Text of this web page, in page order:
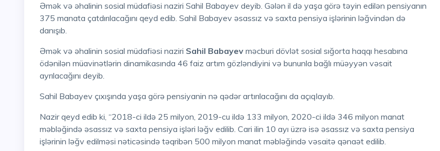
Əmək və əhalinin sosial müdafiəsi naziri Sahil Babayev deyib. Gələn il də yaşa görə təyin edilən pensiyanın
375 manata çatdırılacağını qeyd edib. Sahil Babayev əsassız və saxta pensiya işlərinin ləğvindən də
danışıb.
Əmək və əhalinin sosial müdafiəsi naziri Sahil Babayev məcburi dövlət sosial sığorta haqqı hesabına
ödənilən müavinətlərin dinamikasında 46 faiz artım gözləndiyini və bununla bağlı müəyyən vəsait
ayrılacağını deyib.
Sahil Babayev çıxışında yaşa görə pensiyanin nə qədər artırılacağını da açıqlayıb.
Nazir qeyd edib ki, “2018-ci ildə 25 milyon, 2019-cu ildə 133 milyon, 2020-ci ildə 346 milyon manat
məbləğində əsassız və saxta pensiya işləri ləğv edilib. Cari ilin 10 ayı üzrə isə əsassız və saxta pensiya
işlərinin ləğv edilməsi nəticəsində təqribən 500 milyon manat məbləğində vəsaitə qənaət edilib.